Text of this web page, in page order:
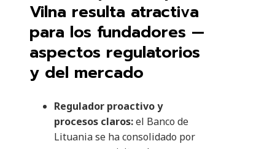
Vilna resulta atractiva
para los fundadores —
aspectos regulatorios
y del mercado
Regulador proactivo y
procesos claros:el Banco de
Lituania se ha consolidado por